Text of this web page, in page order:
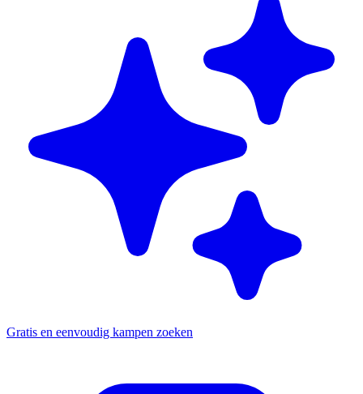
Gratis en eenvoudig kampen zoeken